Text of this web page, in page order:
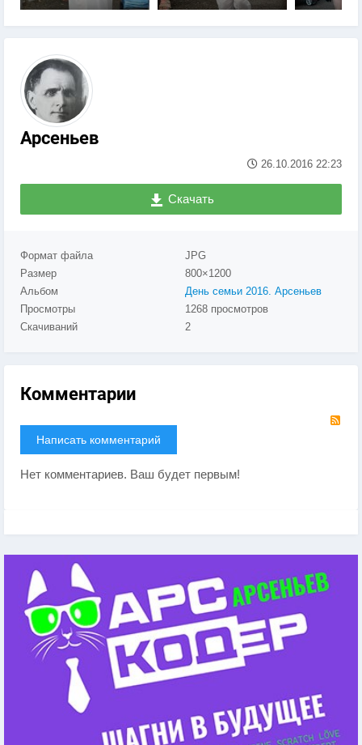
Арсеньев
26.10.2016 22:23
Скачать
Формат файла
JPG
Размер
800×1200
Альбом
День семьи 2016. Арсеньев
Просмотры
1268 просмотров
Скачиваний
2
Комментарии
Написать комментарий
Нет комментариев. Ваш будет первым!